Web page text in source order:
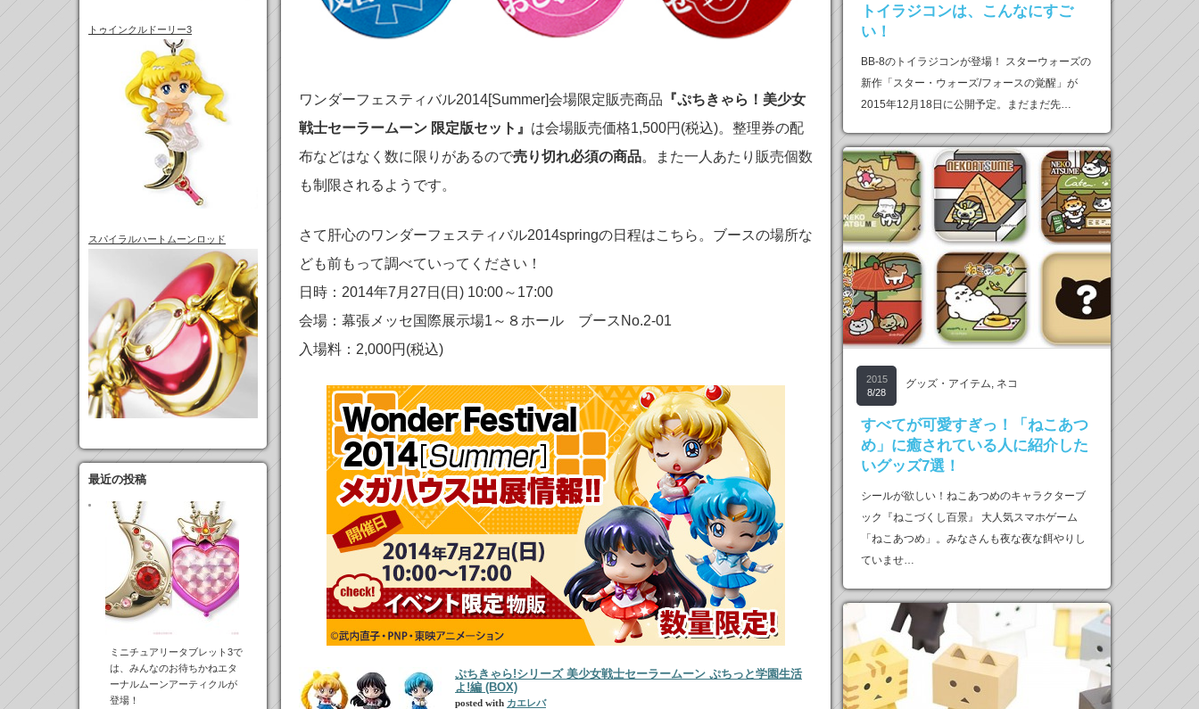
トゥインクルドーリー3
スパイラルハートムーンロッド
最近の投稿
ミニチュアリータブレット3で
は、みんなのお待ちかねエタ
ーナルムーンアーティクルが
登場！
ワンダーフェスティバル2014[Summer]会場限定販売商品 『ぷちきゃら！美少女
戦士セーラームーン 限定版セット』 は会場販売価格1,500円(税込)。整理券の配
布などはなく数に限りがあるので売り切れ必須の商品。また一人あたり販売個数
も制限されるようです。
さて肝心のワンダーフェスティバル2014springの日程はこちら。ブースの場所な
ども前もって調べていってください！
日時：2014年7月27日(日) 10:00～17:00
会場：幕張メッセ国際展示場1～８ホール ブースNo.2-01
入場料：2,000円(税込)
ぷちきゃら!シリーズ 美少女戦士セーラームーン ぷちっと学園生活
よ!編 (BOX)
posted with カエレバ
トイラジコンは、こんなにすご
い！
BB-8のトイラジコンが登場！ スターウォーズの
新作「スター・ウォーズ/フォースの覚醒」が
2015年12月18日に公開予定。まだまだ先…
2015
8/28
グッズ・アイテム, ネコ
すべてが可愛すぎっ！「ねこあつ
め」に癒されている人に紹介した
いグッズ7選！
シールが欲しい！ねこあつめのキャラクターブ
ック『ねこづくし百景』 大人気スマホゲーム
「ねこあつめ」。みなさんも夜な夜な餌やりし
ていませ…